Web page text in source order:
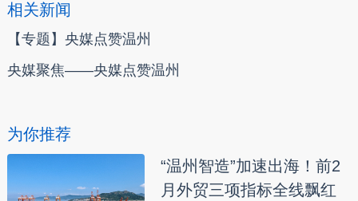
相关新闻
【专题】央媒点赞温州
央媒聚焦——央媒点赞温州
为你推荐
“温州智造”加速出海！前2
月外贸三项指标全线飘红